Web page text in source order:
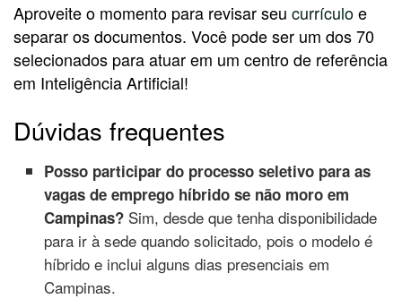
Aproveite o momento para revisar seu currículoe
separar os documentos. Você pode ser um dos 70
selecionados para atuar em um centro de referência
em Inteligência Artificial!
Dúvidas frequentes
Posso participar do processo seletivo para as
vagas de emprego híbrido se não moro em
Campinas? Sim, desde que tenha disponibilidade
para ir à sede quando solicitado, pois o modelo é
híbrido e inclui alguns dias presenciais em
Campinas.